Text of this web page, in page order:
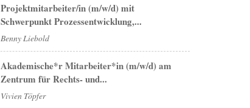
Projektmitarbeiter/in (m/w/d) mit
Schwerpunkt Prozessentwicklung,...
Benny Liebold
Akademische*r Mitarbeiter*in (m/w/d) am
Zentrum für Rechts- und...
Vivien Töpfer